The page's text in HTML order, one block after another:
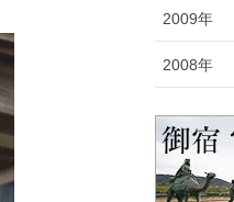
2009年
2008年